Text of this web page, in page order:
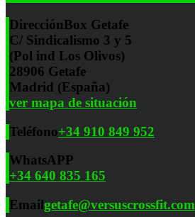
DirecciónBox Getafe
C/ Sindicalismo 3 y 5
(Pol ind Los Olivos)
28906 Getafe
Madrid (España)
ver mapa de situación
Teléfono+34 910 849 952
WhatsAPP
+34 640 835 165
Emailgetafe@versuscrossfit.com